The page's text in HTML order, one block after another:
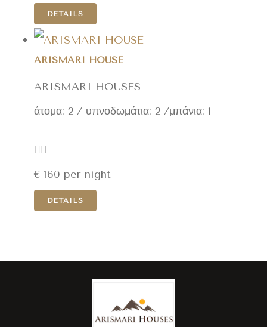
DETAILS
ARISMARI HOUSE
ARISMARI HOUSES
άτομα: 2 / υπνοδωμάτια: 2 /μπάνια: 1
€ 160 per night
DETAILS